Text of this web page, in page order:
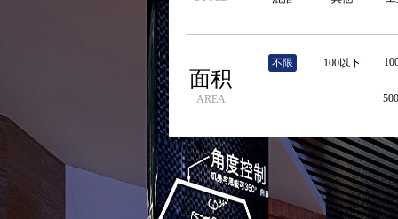
面积
AREA
不限 100以下